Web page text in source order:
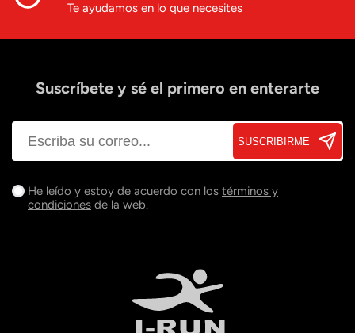
Te ayudamos en lo que necesites
Suscríbete y sé el primero en enterarte
SUSCRIBIRME
He leído y estoy de acuerdo con los términos y
condiciones de la web.